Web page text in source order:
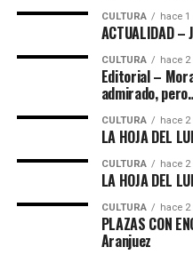
CULTURA hace
ACTUALIDAD –
CULTURA hace
Editorial –
admirado,
CULTURA hace
LA HOJA DEL
CULTURA hace
LA HOJA DEL
CULTURA hace
PLAZAS CON
Aranjuez